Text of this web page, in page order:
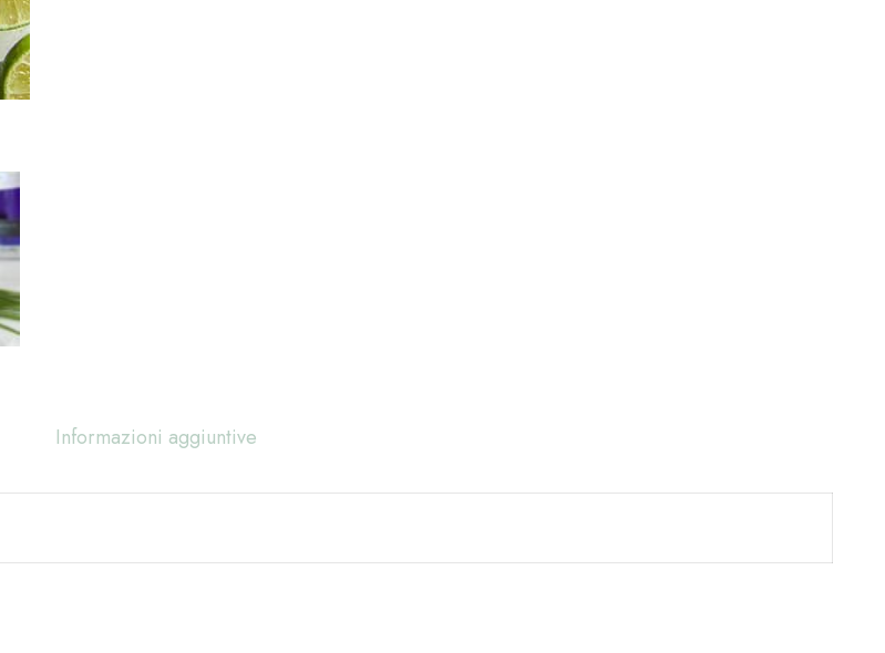
Informazioni aggiuntive